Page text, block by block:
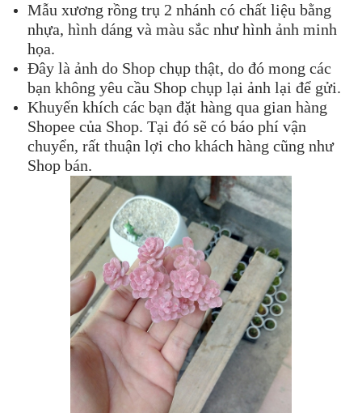
Mẫu xương rồng trụ 2 nhánh có chất liệu bằng
nhựa, hình dáng và màu sắc như hình ảnh minh
họa.
Đây là ảnh do Shop chụp thật, do đó mong các
bạn không yêu cầu Shop chụp lại ảnh lại để gửi.
Khuyến khích các bạn đặt hàng qua gian hàng
Shopee của Shop. Tại đó sẽ có báo phí vận
chuyển, rất thuận lợi cho khách hàng cũng như
Shop bán.